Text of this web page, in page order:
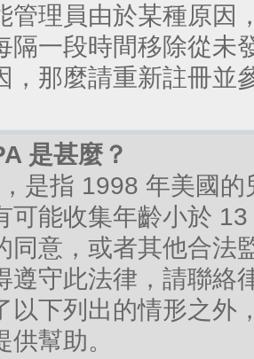
管理員由於某種原因
隔一段時間移除從未
，那麼請重新註冊並
是甚麼？
是指 1998 年美國
可能收集年齡小於
同意，或者其他合法
遵守此法律，請聯絡
以下列出的情形之外
幫助。